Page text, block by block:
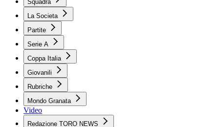
Squadra
La Societa
Partite
Serie A
Coppa Italia
Giovanili
Rubriche
Mondo Granata
Video
Redazione TORO NEWS